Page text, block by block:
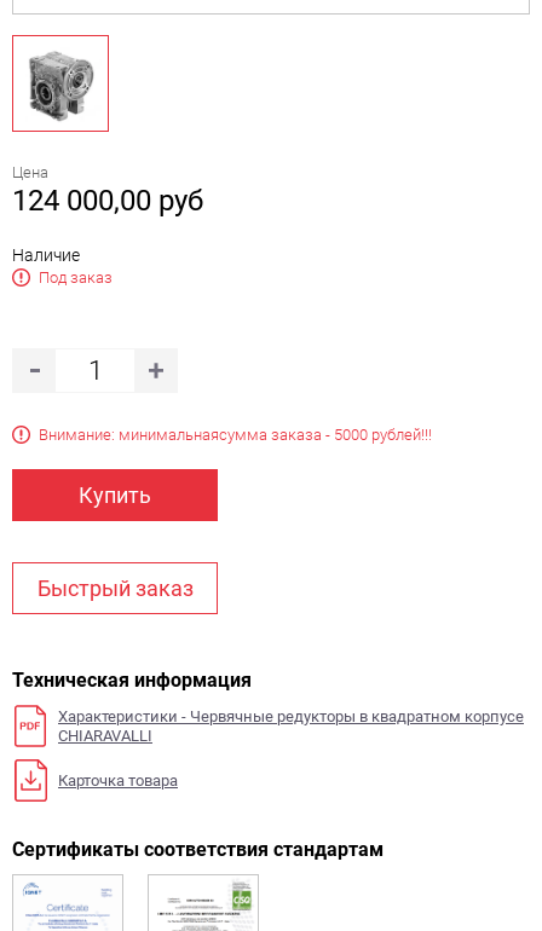
Цена
124 000,00 руб
Наличие
Под заказ
Внимание: минимальнаясумма заказа - 5000 рублей!!!
Купить
Быстрый заказ
Техническая информация
Характеристики - Червячные редукторы в квадратном корпусе
CHIARAVALLI
Карточка товара
Сертификаты соответствия стандартам